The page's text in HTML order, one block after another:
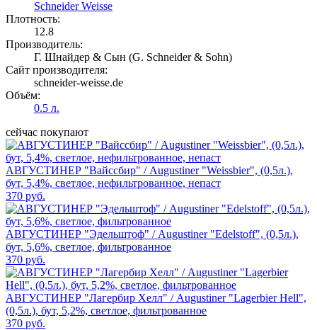
Schneider Weisse
Плотность:
12.8
Производитель:
Г. Шнайдер & Сын (G. Schneider & Sohn)
Сайт производителя:
schneider-weisse.de
Объём:
0.5 л.
сейчас покупают
АВГУСТИНЕР "Вайссбир" / Augustiner "Weissbier", (0,5л.),
бут, 5,4%, светлое, нефильтрованное, непаст
370 руб.
АВГУСТИНЕР "Эдельштоф" / Augustiner "Edelstoff", (0,5л.),
бут, 5,6%, светлое, фильтрованное
370 руб.
АВГУСТИНЕР "Лагербир Хелл" / Augustiner "Lagerbier Hell",
(0,5л.), бут, 5,2%, светлое, фильтрованное
370 руб.